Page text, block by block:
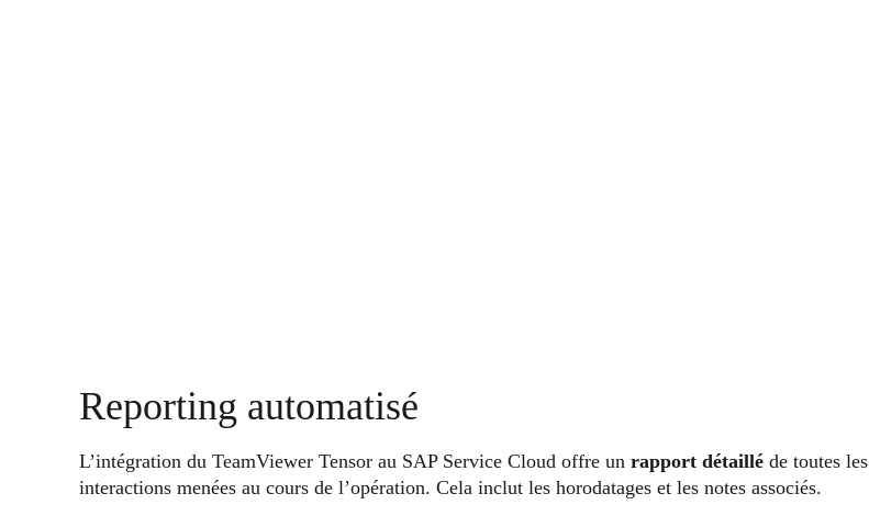
Reporting automatisé
L’intégration du TeamViewer Tensor au SAP Service Cloud offre un rapport détaillé de toutes les
interactions menées au cours de l’opération. Cela inclut les horodatages et les notes associés.